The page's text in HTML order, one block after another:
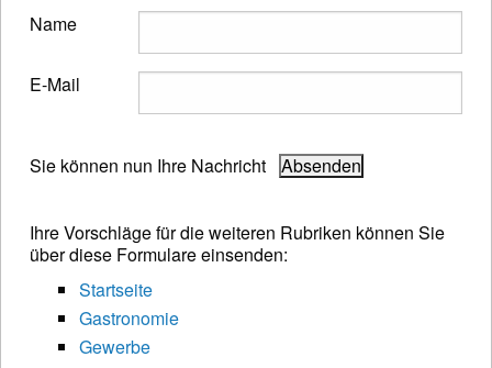
Name
E-Mail
Sie können nun Ihre Nachricht
Ihre Vorschläge für die weiteren Rubriken können Sie
über diese Formulare einsenden:
Startseite
Gastronomie
Gewerbe